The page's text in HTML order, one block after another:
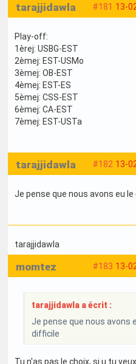
#181 13-
tarajjidawla
Play-off:
1èrej: USBG-EST
2èmej: EST-USMo
3èmej: OB-EST
4èmej: EST-ES
5èmej: CSS-EST
6èmej: CA-EST
7èmej: EST-USTa
#182 13-
tarajjidawla
Je pense que nous avons eu
tarajjidawla
#183 13-
momtez
tarajjidawla a écrit :
Je pense que nous avons
difficile
Tu n'as pas le choix, si u tu